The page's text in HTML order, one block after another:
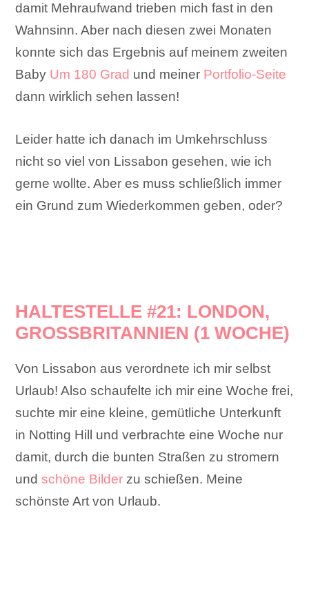
damit Mehraufwand trieben mich fast in den
Wahnsinn. Aber nach diesen zwei Monaten
konnte sich das Ergebnis auf meinem zweiten
Baby Um 180 Grad und meiner Portfolio-Seite
dann wirklich sehen lassen!
Leider hatte ich danach im Umkehrschluss
nicht so viel von Lissabon gesehen, wie ich
gerne wollte. Aber es muss schließlich immer
ein Grund zum Wiederkommen geben, oder?
HALTESTELLE #21: LONDON,
GROSSBRITANNIEN (1 WOCHE)
Von Lissabon aus verordnete ich mir selbst
Urlaub! Also schaufelte ich mir eine Woche frei,
suchte mir eine kleine, gemütliche Unterkunft
in Notting Hill und verbrachte eine Woche nur
damit, durch die bunten Straßen zu stromern
undschöne Bilder zu schießen. Meine
schönste Art von Urlaub.